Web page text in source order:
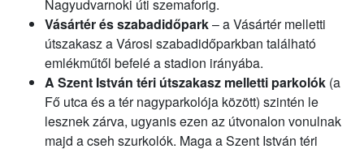
Nagyudvarnoki úti szemaforig.
Vásártérés szabadidőpark– a Vásártér melletti
útszakasz a Városi szabadidőparkban található
emlékműtől befelé a stadion irányába.
A Szent István téri útszakasz melletti parkolók (a
Fő utca és a tér nagyparkolója között) szintén le
lesznek zárva, ugyanis ezen az útvonalon vonulnak
majd a cseh szurkolók. Maga a Szent István téri